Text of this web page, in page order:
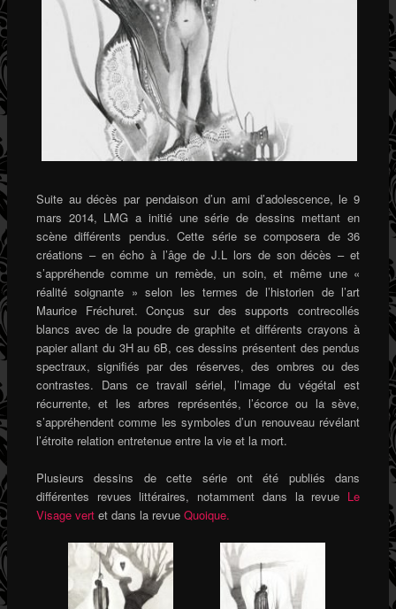
Suite au décès par pendaison d’un ami d’adolescence, le 9
mars 2014, LMG a initié une série de dessins mettant en
scène différents pendus. Cette série se composera de 36
créations – en écho à l’âge de J.L lors de son décès – et
s’appréhende comme un remède, un soin, et même une «
réalité soignante » selon les termes de l’historien de l’art
Maurice Fréchuret. Conçus sur des supports contrecollés
blancs avec de la poudre de graphite et différents crayons à
papier allant du 3H au 6B, ces dessins présentent des pendus
spectraux, signifiés par des réserves, des ombres ou des
contrastes. Dans ce travail sériel, l’image du végétal est
récurrente, et les arbres représentés, l’écorce ou la sève,
s’appréhendent comme les symboles d’un renouveau révélant
l’étroite relation entretenue entre la vie et la mort.
Plusieurs dessins de cette série ont été publiés dans
différentes revues littéraires, notamment dans la revue Le
Visage vertet dans la revue Quoique.